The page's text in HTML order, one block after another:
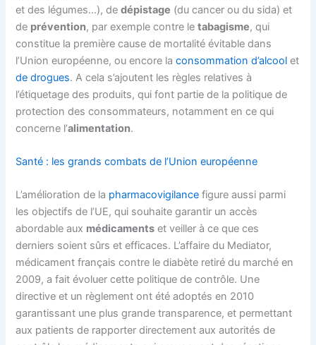
et des légumes…), dedépistage (du cancer ou du sida) et
de prévention, par exemple contre letabagisme, qui
constitue la première cause de mortalité évitable dans
l’Union européenne, ou encore laconsommation d’alcool et
de drogues. A cela s’ajoutent les règles relatives à
l’étiquetage des produits, qui font partie de la politique de
protection des consommateurs, notamment en ce qui
concerne l’alimentation.
Santé : les grands combats de l’Union européenne
L’amélioration de la pharmacovigilance figure aussi parmi
les objectifs de l’UE, qui souhaite garantir un accès
abordable aux médicaments et veiller à ce que ces
derniers soient sûrs et efficaces. L’affaire du Mediator,
médicament français contre le diabète retiré du marché en
2009, a fait évoluer cette politique de contrôle. Une
directive et un règlement ont été adoptés en 2010
garantissant une plus grande transparence, et permettant
aux patients de rapporter directement aux autorités de